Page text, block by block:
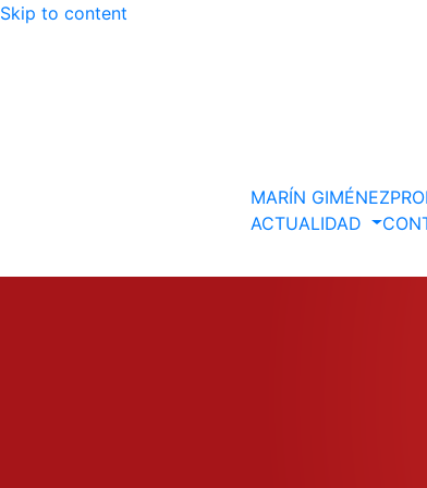
Skip to content
MARÍN GIMÉNEZ
ACTUALIDAD